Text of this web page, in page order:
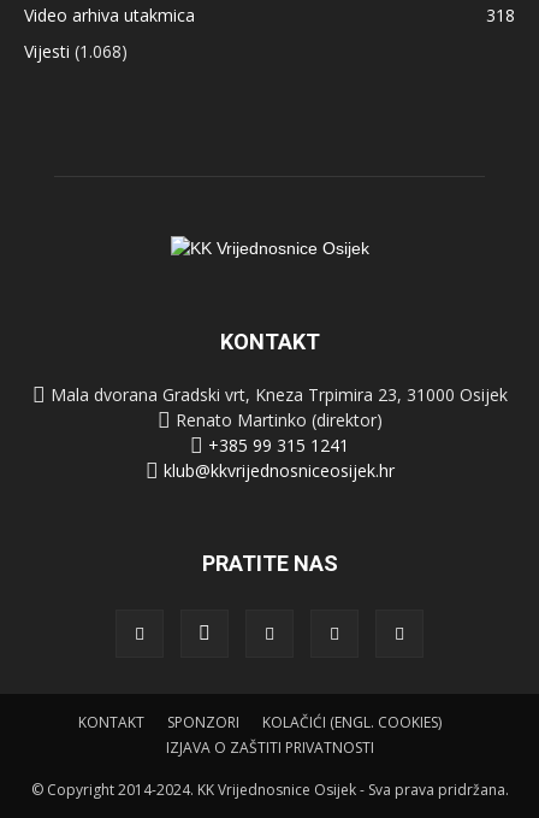
Video arhiva utakmica
318
Vijesti (1.068)
KONTAKT
Mala dvorana Gradski vrt, Kneza Trpimira 23, 31000 Osijek
Renato Martinko (direktor)
+385 99 315 1241
klub@kkvrijednosniceosijek.hr
PRATITE NAS
KONTAKT SPONZORI
KOLAČIĆI (ENGL. COOKIES)
IZJAVA O ZAŠTITI PRIVATNOSTI
© Copyright 2014-2024. KK Vrijednosnice Osijek - Sva prava pridržana.